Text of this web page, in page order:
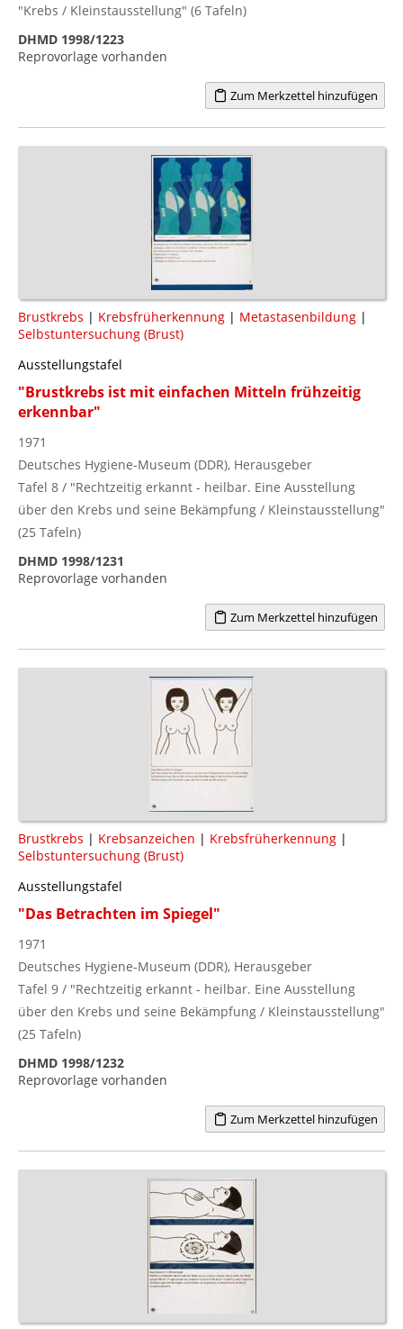
"Krebs / Kleinstausstellung" (6 Tafeln)
DHMD 1998/1223
Reprovorlage vorhanden
Zum Merkzettel hinzufügen
Brustkrebs | Krebsfrüherkennung | Metastasenbildung |
Selbstuntersuchung (Brust)
Ausstellungstafel
"Brustkrebs ist mit einfachen Mitteln frühzeitig
erkennbar"
1971
Deutsches Hygiene-Museum (DDR), Herausgeber
Tafel 8 / "Rechtzeitig erkannt - heilbar. Eine Ausstellung
über den Krebs und seine Bekämpfung / Kleinstausstellung"
(25 Tafeln)
DHMD 1998/1231
Reprovorlage vorhanden
Zum Merkzettel hinzufügen
Brustkrebs | Krebsanzeichen | Krebsfrüherkennung |
Selbstuntersuchung (Brust)
Ausstellungstafel
"Das Betrachten im Spiegel"
1971
Deutsches Hygiene-Museum (DDR), Herausgeber
Tafel 9 / "Rechtzeitig erkannt - heilbar. Eine Ausstellung
über den Krebs und seine Bekämpfung / Kleinstausstellung"
(25 Tafeln)
DHMD 1998/1232
Reprovorlage vorhanden
Zum Merkzettel hinzufügen